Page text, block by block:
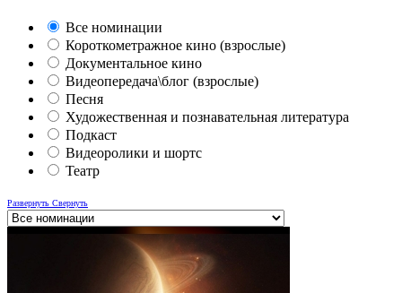
Все номинации
Короткометражное кино (взрослые)
Документальное кино
Видеопередача\блог (взрослые)
Песня
Художественная и познавательная литература
Подкаст
Видеоролики и шортс
Театр
Развернуть Свернуть